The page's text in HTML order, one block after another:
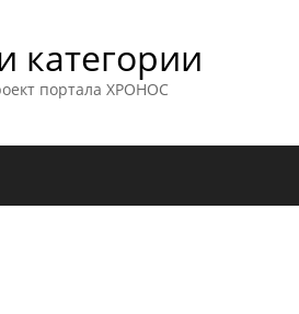
категории
портала ХРОНОС